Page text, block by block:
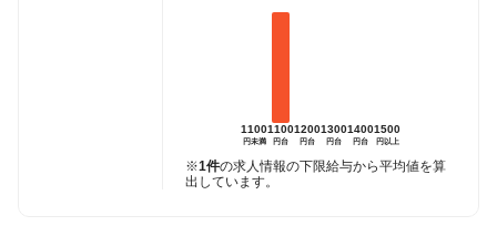
1100
円未満
1100
円台
1200
円台
1300
円台
1400
円台
1500
円以上
※1件の求人情報の下限給与から平均値を算
出しています。